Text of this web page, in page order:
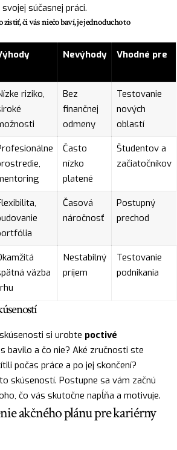
súčasnej práci.
zistiť, či vás niečo baví, je jednoducho to
Nevýhody Vhodné pre
riziko,
Bez
finančnej
odmeny
Testovanie
nových
oblastí
Často
nízko
platené
Študentov a
začiatočníkov
Časová
náročnosť
Postupný
prechod
väzba
Nestabilný
príjem
Testovanie
podnikania
si urobte poctivé
bavilo a čo nie? Aké zručnosti ste
počas práce a po jej skončení?
skúseností. Postupne sa vám začnú
čo vás skutočne napĺňa a motivuje.
akčného plánu pre kariérny